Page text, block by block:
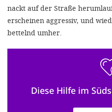
nackt auf der Straße
erscheinen aggressiv, und
bettelnd umher.
Diese Hilfe im